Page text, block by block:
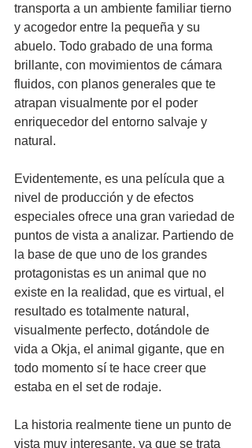
transporta a un ambiente familiar tierno
y acogedor entre la pequeña y su
abuelo. Todo grabado de una forma
brillante, con movimientos de cámara
fluidos, con planos generales que te
atrapan visualmente por el poder
enriquecedor del entorno salvaje y
natural.
Evidentemente, es una película que a
nivel de producción y de efectos
especiales ofrece una gran variedad de
puntos de vista a analizar. Partiendo de
la base de que uno de los grandes
protagonistas es un animal que no
existe en la realidad, que es virtual, el
resultado es totalmente natural,
visualmente perfecto, dotándole de
vida a Okja, el animal gigante, que en
todo momento sí te hace creer que
estaba en el set de rodaje.
La historia realmente tiene un punto de
vista muy interesante, ya que se trata